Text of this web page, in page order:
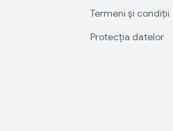
Termeni și condiții
Protecția datelor